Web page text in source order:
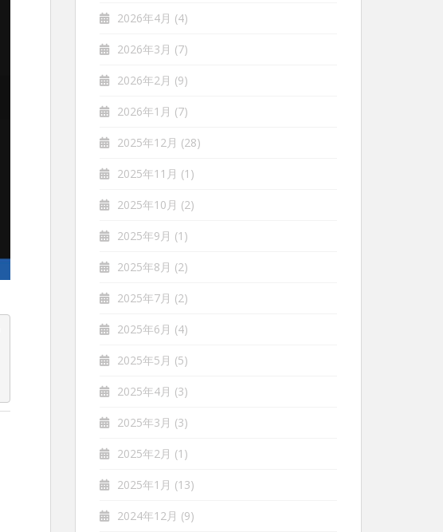
2026年4月 (4)
2026年3月 (7)
2026年2月 (9)
2026年1月 (7)
2025年12月 (28)
2025年11月 (1)
2025年10月 (2)
2025年9月 (1)
2025年8月 (2)
2025年7月 (2)
2025年6月 (4)
2025年5月 (5)
2025年4月 (3)
2025年3月 (3)
2025年2月 (1)
2025年1月 (13)
2024年12月 (9)